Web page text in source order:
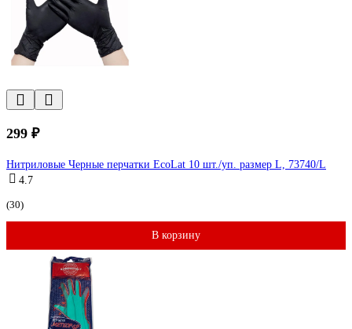
299 ₽
Нитриловые Черные перчатки EcoLat 10 шт./уп. размер L, 73740/L
4.7
(30)
В корзину